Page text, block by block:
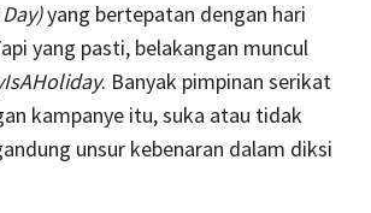
yang bertepatan dengan hari
yang pasti, belakangan muncul
. Banyak pimpinan serikat
kampanye itu, suka atau tidak
unsur kebenaran dalam diksi